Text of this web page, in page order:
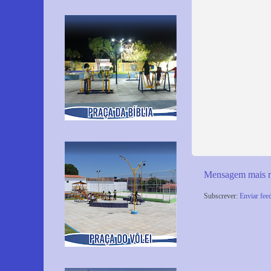
Mensagem mais
Subscrever: Enviar